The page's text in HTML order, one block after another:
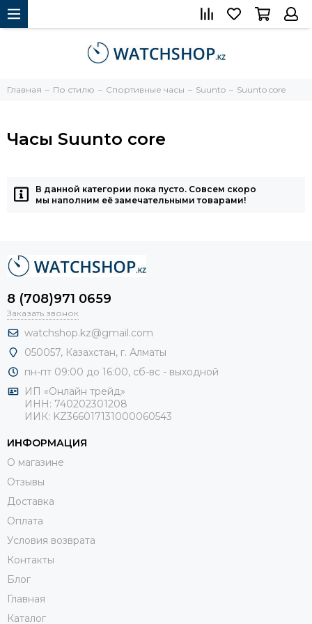
Главная По стилю Спортивные часы Suunto Suunto core
Часы Suunto core
В данной категории пока пусто. Совсем скоро
мы наполним её замечательными товарами!
8 (708)971 0659
Заказать звонок
watchshop.kz@gmail.com
050057, Казахстан, г. Алматы
пн-пт 09:00 до 16:00, сб-вс - выходной
ИП «Онлайн трейд»
ИНН: 740202301208
ИИК: KZ366017131000060543
ИНФОРМАЦИЯ
О магазине
Отзывы
Доставка
Оплата
Условия возврата
Контакты
Блог
Главная
Каталог